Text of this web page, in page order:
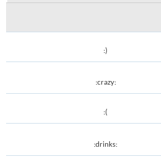
:)
:crazy:
:(
:drinks: